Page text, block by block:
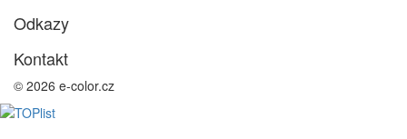
Odkazy
Kontakt
© 2026 e-color.cz